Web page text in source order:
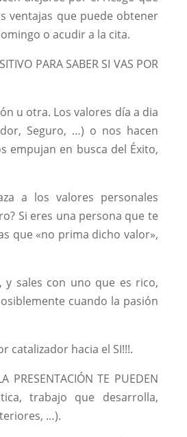
ventajas que puede obtener
o acudir a la cita.
PARA SABER SI VAS POR
u otra. Los valores día a dia
Seguro, …) o nos hacen
empujan en busca del Éxito,
a los valores personales
Si eres una persona que te
que «no prima dicho valor»,
sales con uno que es rico,
cuando la pasión
catalizador hacia el SI!!!.
TE PUEDEN
trabajo que desarrolla,
…).